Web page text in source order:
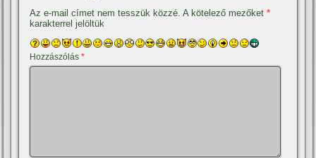
Az e-mail címet nem tesszük közzé. A kötelező mezőket*
karakterrel jelöltük
Hozzászólás*